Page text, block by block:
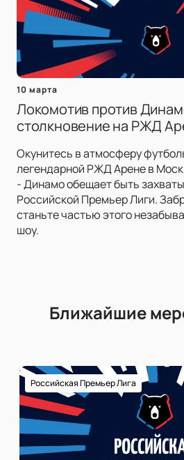
10 марта
Локомотив против
столкновение на РЖД
Окунитесь в атмосферу
легендарной РЖД Арене в
- Динамо обещает быть
Российской Премьер Лиги.
станьте частью этого
шоу.
Ближайшие
Российская Премьер Лига